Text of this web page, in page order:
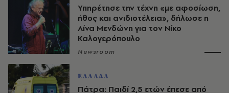
Υπηρέτησε την τέχνη «με αφοσίωση,
ήθος και ανιδιοτέλεια», δήλωσε η
Λίνα Μενδώνη για τον Νίκο
Καλογερόπουλο
Newsroom
ΕΛΛΑΔΑ
Πάτρα: Παιδί 2,5 ετών έπεσε από